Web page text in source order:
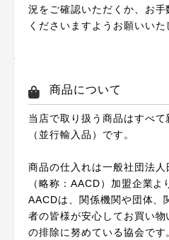
況をご確認いただくか、お
くださいますようお願いいた
商品について
当店で取り扱う商品はすべ
（並行輸入品）です。
商品の仕入れは一般社団法
（略称：AACD）加盟企業よ
AACDは、関係機関や団体、
者の皆様が安心してお買い
の排除に努めている協会です